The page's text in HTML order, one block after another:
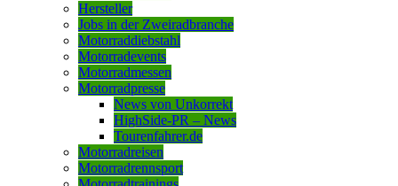
Hersteller
Jobs in der Zweiradbranche
Motorraddiebstahl
Motorradevents
Motorradmessen
Motorradpresse
News von Unkorrekt
HighSide-PR – News
Tourenfahrer.de
Motorradreisen
Motorradrennsport